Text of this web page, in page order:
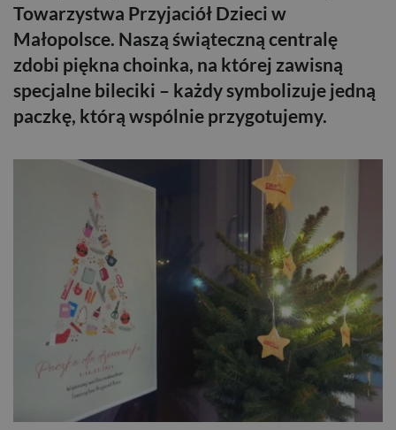
Towarzystwa Przyjaciół Dzieci w
Małopolsce. Naszą świąteczną centralę
zdobi piękna choinka, na której zawisną
specjalne bileciki – każdy symbolizuje jedną
paczkę, którą wspólnie przygotujemy.